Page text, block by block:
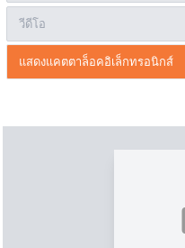
วีดีโอ
แสดงแคตตาล็อคอิเล็กทรอนิกส์